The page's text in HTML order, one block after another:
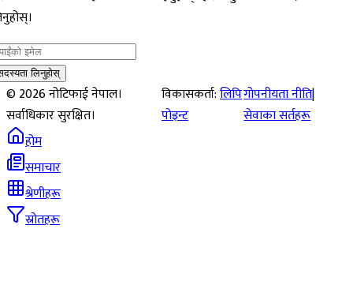
लिनुहोस्
©2026नोटिफाई नेपाल।
सर्वाधिकार सुरक्षित।
विकासकर्ता:लिपि
पोइन्ट
गोपनीयता नीति|
सेवाका सर्तहरू
होम
समाचार
श्रेणीहरू
स्रोतहरू